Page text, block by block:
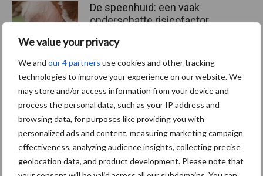
We value your privacy
We and our 4 partners use cookies and other tracking
technologies to improve your experience on our website. We
may store and/or access information from your device and
process the personal data, such as your IP address and
browsing data, for purposes like providing you with
personalized ads and content, measuring marketing campaign
effectiveness, analyzing audience insights, collecting precise
geolocation data, and product development. Please note that
De speenhuid: een vaak
onderschatte risicofactor
ForFarmers ziet volume en
marktaandeel groeien in
krimpende Nederlandse
markt